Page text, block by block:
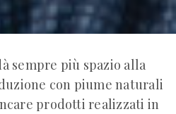
sempre più spazio alla
con piume naturali
prodotti realizzati in